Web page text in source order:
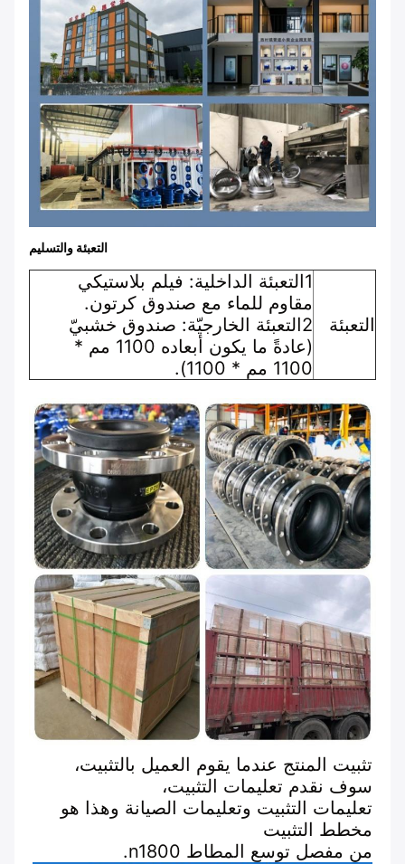
التعبئة والتسليم
التعبئة
1التعبئة الداخلية: فيلم بلاستيكي
مقاوم للماء مع صندوق كرتون.
2التعبئة الخارجيّة: صندوق خشبيّ
(عادةً ما يكون أبعاده 1100 مم *
1100 مم * 1100).
تثبيت المنتج عندما يقوم العميل بالتثبيت،
سوف نقدم تعليمات التثبيت،
تعليمات التثبيت وتعليمات الصيانة وهذا هو
مخطط التثبيت
من مفصل توسع المطاط n1800.